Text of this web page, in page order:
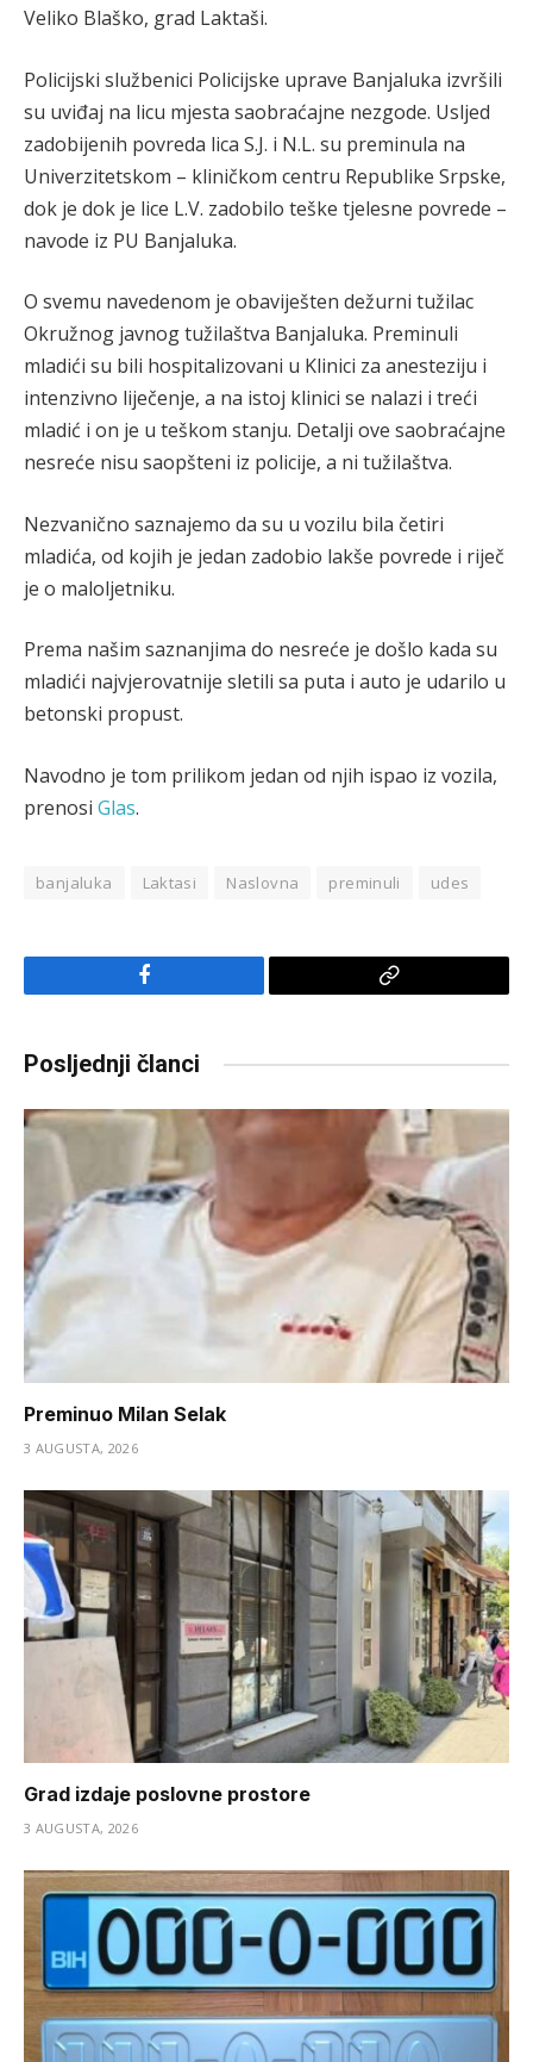
Veliko Blaško, grad Laktaši.
Policijski službenici Policijske uprave Banjaluka izvršili
su uviđaj na licu mjesta saobraćajne nezgode. Usljed
zadobijenih povreda lica S.J. i N.L. su preminula na
Univerzitetskom – kliničkom centru Republike Srpske,
dok je dok je lice L.V. zadobilo teške tjelesne povrede –
navode iz PU Banjaluka.
O svemu navedenom je obaviješten dežurni tužilac
Okružnog javnog tužilaštva Banjaluka. Preminuli
mladići su bili hospitalizovani u Klinici za anesteziju i
intenzivno liječenje, a na istoj klinici se nalazi i treći
mladić i on je u teškom stanju. Detalji ove saobraćajne
nesreće nisu saopšteni iz policije, a ni tužilaštva.
Nezvanično saznajemo da su u vozilu bila četiri
mladića, od kojih je jedan zadobio lakše povrede i riječ
je o maloljetniku.
Prema našim saznanjima do nesreće je došlo kada su
mladići najvjerovatnije sletili sa puta i auto je udarilo u
betonski propust.
Navodno je tom prilikom jedan od njih ispao iz vozila,
prenosi Glas.
banjaluka Laktasi Naslovna preminuli udes
Facebook
Copy
Posljednji članci
Preminuo Milan Selak
3 AUGUSTA, 2026
Grad izdaje poslovne prostore
3 AUGUSTA, 2026